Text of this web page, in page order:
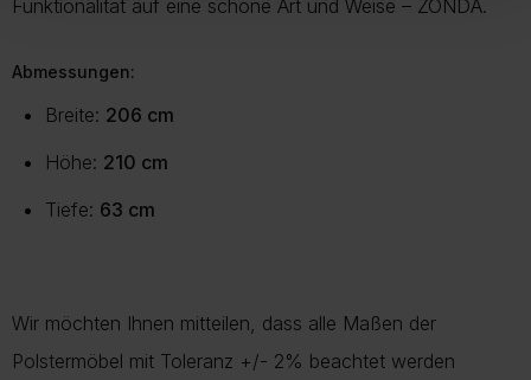
Funktionalität auf eine schöne Art und Weise – ZONDA.
Abmessungen:
Breite: 206 cm
Höhe: 210 cm
Tiefe: 63 cm
Wir möchten Ihnen mitteilen, dass alle Maßen der
Polstermöbel mit Toleranz +/- 2% beachtet werden